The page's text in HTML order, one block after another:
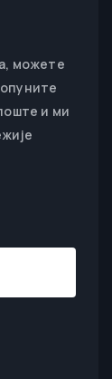
можете
и ми